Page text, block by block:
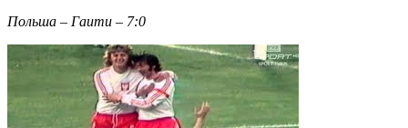
Польша – Гаити – 7:0